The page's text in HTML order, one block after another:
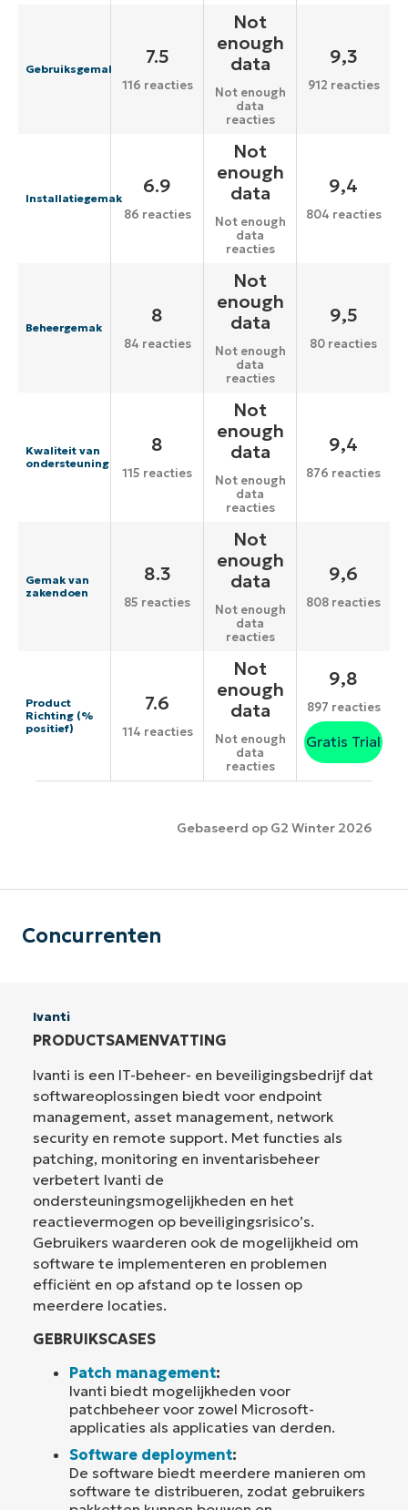
Gebruiksgemak
7.5
116 reacties
Not
enough
data
Not enough
data
reacties
9,3
912 reacties
Installatiegemak
6.9
86 reacties
Not
enough
data
Not enough
data
reacties
9,4
804 reacties
Beheergemak
8
84 reacties
Not
enough
data
Not enough
data
reacties
9,5
80 reacties
Kwaliteit van
ondersteuning
8
115 reacties
Not
enough
data
Not enough
data
reacties
9,4
876 reacties
Gemak van
zakendoen
8.3
85 reacties
Not
enough
data
Not enough
data
reacties
9,6
808 reacties
Product
Richting (%
positief)
7.6
114 reacties
Not
enough
data
Not enough
data
reacties
9,8
897 reacties
Gratis Trial
Gebaseerd op G2 Winter 2026
Concurrenten
Ivanti
PRODUCTSAMENVATTING
Ivanti is een IT-beheer- en beveiligingsbedrijf dat
softwareoplossingen biedt voor endpoint
management, asset management, network
security en remote support. Met functies als
patching, monitoring en inventarisbeheer
verbetert Ivanti de
ondersteuningsmogelijkheden en het
reactievermogen op beveiligingsrisico’s.
Gebruikers waarderen ook de mogelijkheid om
software te implementeren en problemen
efficiënt en op afstand op te lossen op
meerdere locaties.
GEBRUIKSCASES
Patch management:
Ivanti biedt mogelijkheden voor
patchbeheer voor zowel Microsoft-
applicaties als applicaties van derden.
Software deployment:
De software biedt meerdere manieren om
software te distribueren, zodat gebruikers